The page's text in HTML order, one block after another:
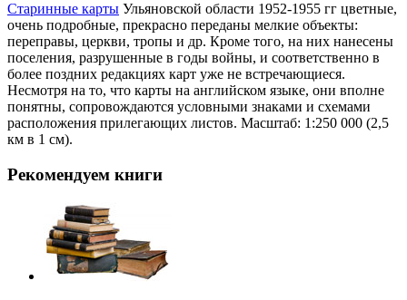
Старинные карты Ульяновской области 1952-1955 гг цветные,
очень подробные, прекрасно переданы мелкие объекты:
переправы, церкви, тропы и др. Кроме того, на них нанесены
поселения, разрушенные в годы войны, и соответственно в
более поздних редакциях карт уже не встречающиеся.
Несмотря на то, что карты на английском языке, они вполне
понятны, сопровождаются условными знаками и схемами
расположения прилегающих листов. Масштаб: 1:250 000 (2,5
км в 1 см).
Рекомендуем книги